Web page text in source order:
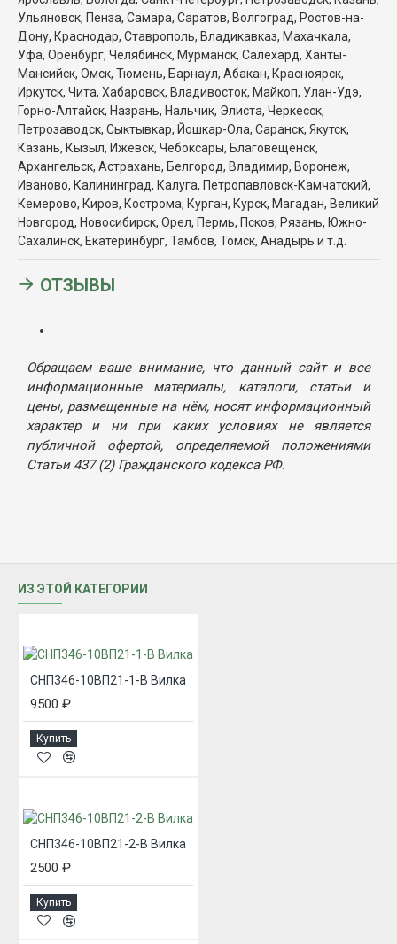
Ульяновск, Пенза, Самара, Саратов, Волгоград, Ростов-на-
Дону, Краснодар, Ставрополь, Владикавказ, Махачкала,
Уфа, Оренбург, Челябинск, Мурманск, Салехард, Ханты-
Мансийск, Омск, Тюмень, Барнаул, Абакан, Красноярск,
Иркутск, Чита, Хабаровск, Владивосток, Майкоп, Улан-Удэ,
Горно-Алтайск, Назрань, Нальчик, Элиста, Черкесск,
Петрозаводск, Сыктывкар, Йошкар-Ола, Саранск, Якутск,
Казань, Кызыл, Ижевск, Чебоксары, Благовещенск,
Архангельск, Астрахань, Белгород, Владимир, Воронеж,
Иваново, Калининград, Калуга, Петропавловск-Камчатский,
Кемерово, Киров, Кострома, Курган, Курск, Магадан, Великий
Новгород, Новосибирск, Орел, Пермь, Псков, Рязань, Южно-
Сахалинск, Екатеринбург, Тамбов, Томск, Анадырь и т.д.
ОТЗЫВЫ
Обращаем ваше внимание, что данный сайт и все
информационные материалы, каталоги, статьи и
цены, размещенные на нём, носят информационный
характер и ни при каких условиях не является
публичной офертой, определяемой положениями
Статьи 437 (2) Гражданского кодекса РФ.
ИЗ ЭТОЙ КАТЕГОРИИ
СНП346-10ВП21-1-В Вилка
9500 ₽
Купить
СНП346-10ВП21-2-В Вилка
2500 ₽
Купить